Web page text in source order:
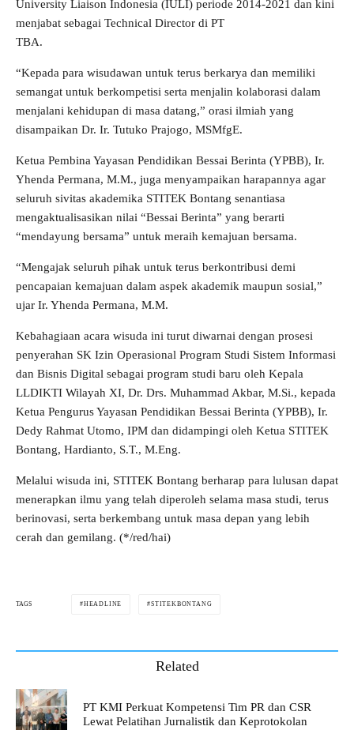
University Liaison Indonesia (IULI) periode 2014-2021 dan kini
menjabat sebagai Technical Director di PT
TBA.
“Kepada para wisudawan untuk terus berkarya dan memiliki
semangat untuk berkompetisi serta menjalin kolaborasi dalam
menjalani kehidupan di masa datang,” orasi ilmiah yang
disampaikan Dr. Ir. Tutuko Prajogo, MSMfgE.
Ketua Pembina Yayasan Pendidikan Bessai Berinta (YPBB), Ir.
Yhenda Permana, M.M., juga menyampaikan harapannya agar
seluruh sivitas akademika STITEK Bontang senantiasa
mengaktualisasikan nilai “Bessai Berinta” yang berarti
“mendayung bersama” untuk meraih kemajuan bersama.
“Mengajak seluruh pihak untuk terus berkontribusi demi
pencapaian kemajuan dalam aspek akademik maupun sosial,”
ujar Ir. Yhenda Permana, M.M.
Kebahagiaan acara wisuda ini turut diwarnai dengan prosesi
penyerahan SK Izin Operasional Program Studi Sistem Informasi
dan Bisnis Digital sebagai program studi baru oleh Kepala
LLDIKTI Wilayah XI, Dr. Drs. Muhammad Akbar, M.Si., kepada
Ketua Pengurus Yayasan Pendidikan Bessai Berinta (YPBB), Ir.
Dedy Rahmat Utomo, IPM dan didampingi oleh Ketua STITEK
Bontang, Hardianto, S.T., M.Eng.
Melalui wisuda ini, STITEK Bontang berharap para lulusan dapat
menerapkan ilmu yang telah diperoleh selama masa studi, terus
berinovasi, serta berkembang untuk masa depan yang lebih
cerah dan gemilang. (*/red/hai)
TAGS HEADLINE STITEKBONTANG
Related
PT KMI Perkuat Kompetensi Tim PR dan CSR
Lewat Pelatihan Jurnalistik dan Keprotokolan